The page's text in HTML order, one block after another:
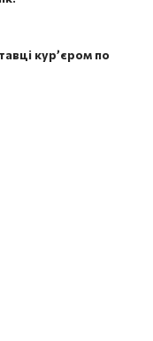
кур’єром по